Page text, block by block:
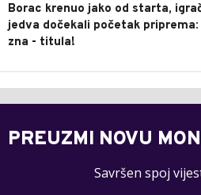
Borac krenuo jako od starta,
jedva dočekali početak priprema:
zna - titula!
PREUZMI NOVU
Savršen spoj